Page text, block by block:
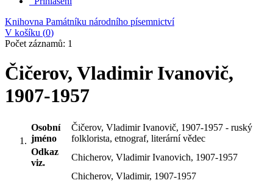
Knihovna Památníku národního písemnictví
V košíku (0)
Počet záznamů: 1
Čičerov, Vladimir Ivanovič,
1907-1957
Osobní
jméno
Čičerov, Vladimir Ivanovič, 1907-1957 - ruský
folklorista, etnograf, literární vědec
Odkaz
viz.
Chicherov, Vladimir Ivanovich, 1907-1957
Chicherov, Vladimir, 1907-1957